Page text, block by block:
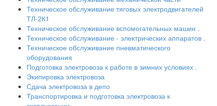
Техническое обслуживание тяговых электродвигателей
ТЛ-2К1
Техническое обслуживание вспомогательных машин .
Техническое обслуживание - электрических аппаратов .
Техническое обслуживание пневматического
оборудования
Подготовка электровоза к работе в зимних условиях .
Экипировка электровоза
Сдача электровоза в депо
Транспортировка и подготовка электровоза к